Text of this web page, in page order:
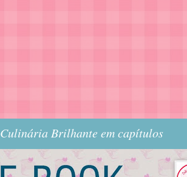
Culinária Brilhante em capítulos